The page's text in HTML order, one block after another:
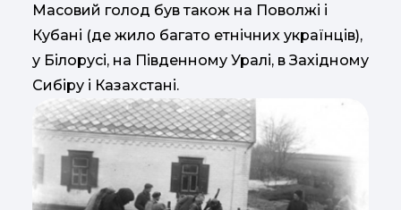
Масовий голод був також на Поволжі і
Кубані (де жило багато етнічних українців),
у Білорусі, на Південному Уралі, в Західному
Сибіру і Казахстані.